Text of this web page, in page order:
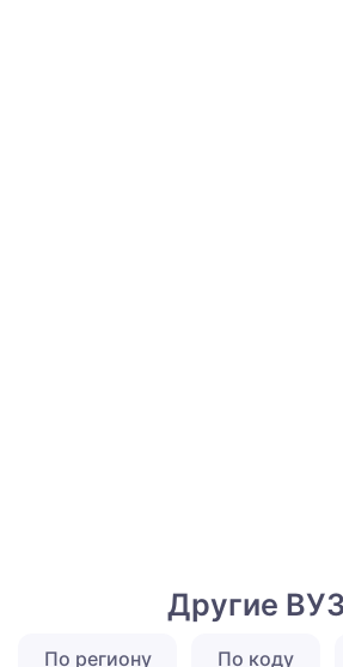
Другие
По региону По коду